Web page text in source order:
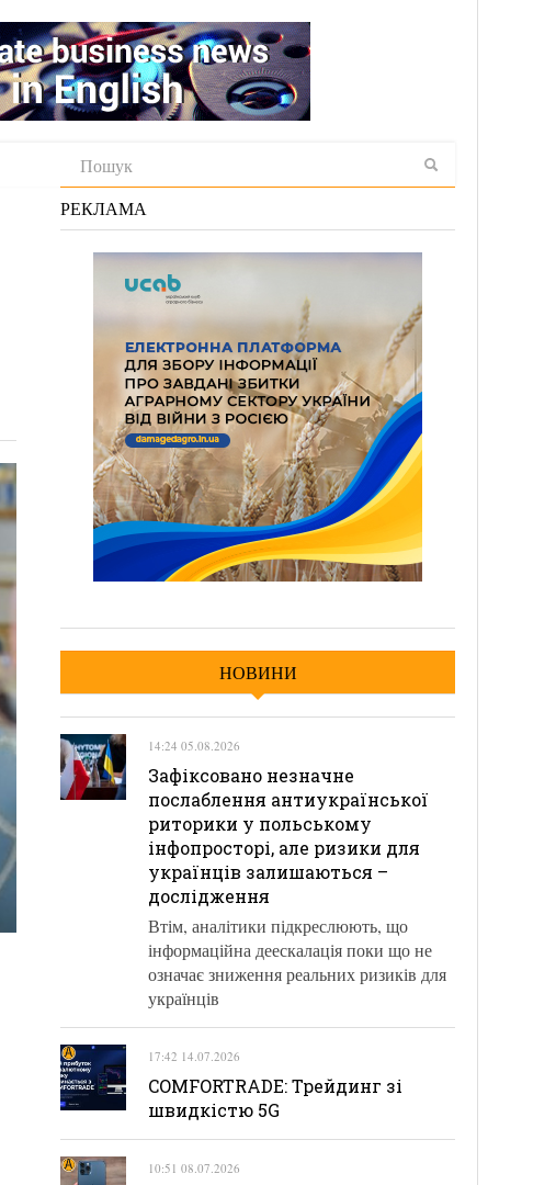
РЕКЛАМА
НОВИНИ
14:24 05.08.2026
Зафіксовано незначне
послаблення антиукраїнської
риторики у польському
інфопросторі, але ризики для
українців залишаються –
дослідження
Втім, аналітики підкреслюють, що
інформаційна деескалація поки що не
означає зниження реальних ризиків для
українців
17:42 14.07.2026
COMFORTRADE: Трейдинг зі
швидкістю 5G
10:51 08.07.2026